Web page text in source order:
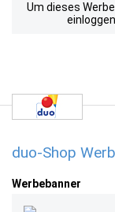
Um dieses
duo-Shop
Werbebanner